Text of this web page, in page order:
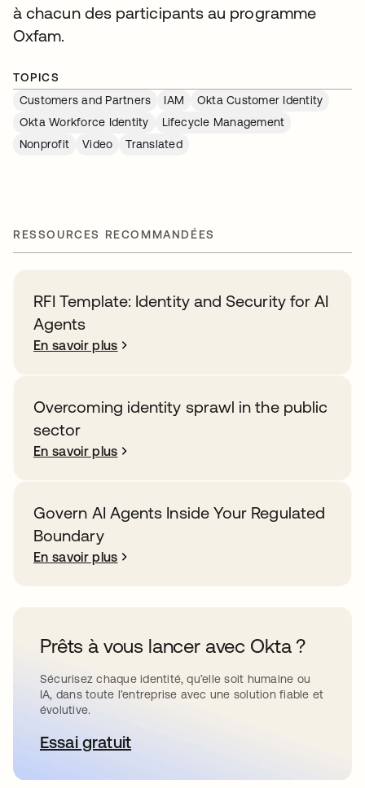
à chacun des participants au programme
Oxfam.
TOPICS
Customers and Partners
IAM
Okta Customer Identity
Okta Workforce Identity
Lifecycle Management
Nonprofit
Video Translated
RESSOURCES RECOMMANDÉES
RFI Template: Identity and Security for AI
Agents
En savoir plus
Overcoming identity sprawl in the public
sector
En savoir plus
Govern AI Agents Inside Your Regulated
Boundary
En savoir plus
Prêts à vous lancer avec Okta ?
Sécurisez chaque identité, qu’elle soit humaine ou
IA, dans toute l’entreprise avec une solution fiable et
évolutive.
Essai gratuits’ouvre dans un nouvel onglet